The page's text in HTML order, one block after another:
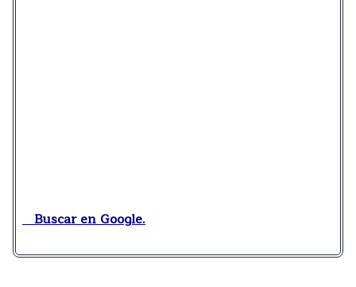
Buscar en Google.